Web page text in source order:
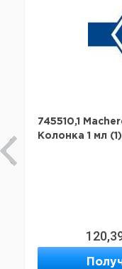
745510,1
Колонка 1 мл